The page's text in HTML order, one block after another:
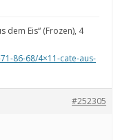
dem Eis“ (Frozen), 4
86-68/4×11-cate-aus-
#252305